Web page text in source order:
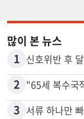
많이 본 뉴스
1
2
3